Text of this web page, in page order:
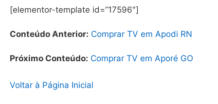
[elementor-template id=”17596″]
Conteúdo Anterior: Comprar TV em Apodi RN
Próximo Conteúdo: Comprar TV em Aporé GO
Voltar à Página Inicial